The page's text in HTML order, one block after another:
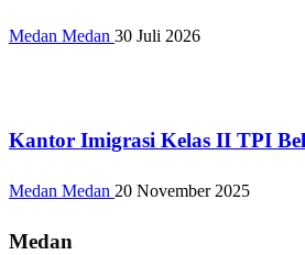
Medan Medan 30 Juli 2026
Kantor Imigrasi Kelas II TPI
Medan Medan 20 November 2025
Medan